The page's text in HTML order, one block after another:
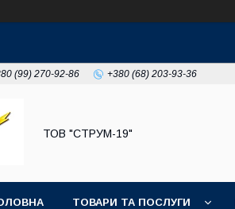
(99) 270-92-86 +380 (68) 203-93-36
ТОВ "СТРУМ-19"
ТОВАРИ ТА ПОСЛУГИ